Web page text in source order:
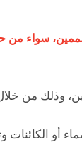
سواء من
وذلك من
أو الكائنات